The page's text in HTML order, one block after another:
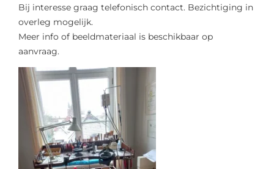
Bij interesse graag telefonisch contact. Bezichtiging in
overleg mogelijk.
Meer info of beeldmateriaal is beschikbaar op
aanvraag.